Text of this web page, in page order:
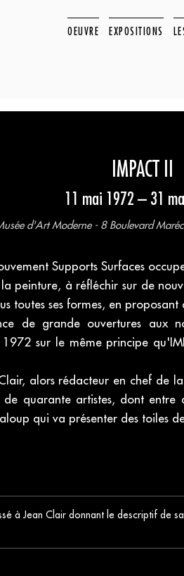
OEUVRE EXPOSITIONS
IMPACT II
11 mai 1972 – 31
d'Art Moderne - 8 Boulevard
Supports Surfaces
peinture, à réfléchir sur de
toutes ses formes, en
de grande ouvertures aux
1972 sur le même principe
alors rédacteur en chef de
quarante artistes, dont entre
qui va présenter des toiles
à Jean Clair donnant le descriptif de sa